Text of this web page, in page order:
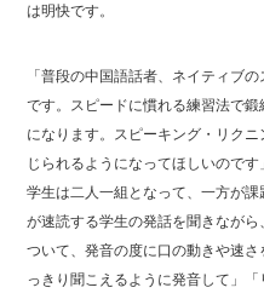
は明快です。
「普段の中国語話者、ネイティブ
です。スピードに慣れる練習法で
になります。スピーキング・リク
じられるようになってほしいので
学生は二人一組となって、一方が
が速読する学生の発話を聞きなが
ついて、発音の度に口の動きや速
っきり聞こえるように発音して」